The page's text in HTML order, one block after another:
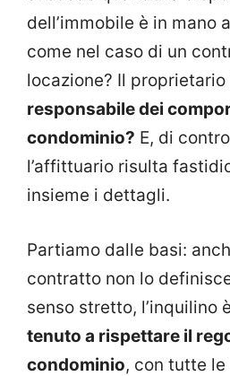
dell’immobile è in mano
come nel caso di un
locazione? Il proprietario
responsabile dei
condominio? E, di
l’affittuario risulta
insieme i dettagli.
Partiamo dalle basi:
contratto non lo
senso stretto, l’inquilino è
tenuto a rispettare il
condominio, con tutte